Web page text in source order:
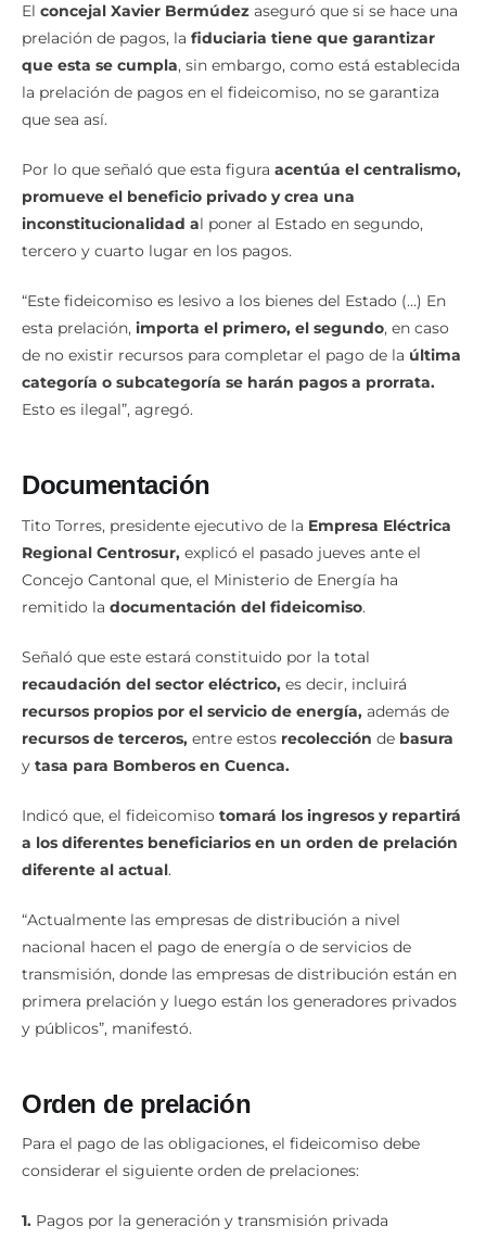
El concejal Xavier Bermúdez aseguró que si se hace una
prelación de pagos, la fiduciaria tiene que garantizar
que esta se cumpla, sin embargo, como está establecida
la prelación de pagos en el fideicomiso, no se garantiza
que sea así.
Por lo que señaló que esta figura acentúa el centralismo,
promueve el beneficio privado y crea una
inconstitucionalidad al poner al Estado en segundo,
tercero y cuarto lugar en los pagos.
“Este fideicomiso es lesivo a los bienes del Estado (…) En
esta prelación, importa el primero, el segundo, en caso
de no existir recursos para completar el pago de la última
categoría o subcategoría se harán pagos a prorrata.
Esto es ilegal”, agregó.
Documentación
Tito Torres, presidente ejecutivo de la Empresa Eléctrica
Regional Centrosur, explicó el pasado jueves ante el
Concejo Cantonal que, el Ministerio de Energía ha
remitido la documentación del fideicomiso.
Señaló que este estará constituido por la total
recaudación del sector eléctrico, es decir, incluirá
recursos propios por el servicio de energía, además de
recursos de terceros, entre estos recolección de basura
y tasa para Bomberos en Cuenca.
Indicó que, el fideicomiso tomará los ingresos y repartirá
a los diferentes beneficiarios en un orden de prelación
diferente al actual.
“Actualmente las empresas de distribución a nivel
nacional hacen el pago de energía o de servicios de
transmisión, donde las empresas de distribución están en
primera prelación y luego están los generadores privados
y públicos”, manifestó.
Orden de prelación
Para el pago de las obligaciones, el fideicomiso debe
considerar el siguiente orden de prelaciones:
1. Pagos por la generación y transmisión privada